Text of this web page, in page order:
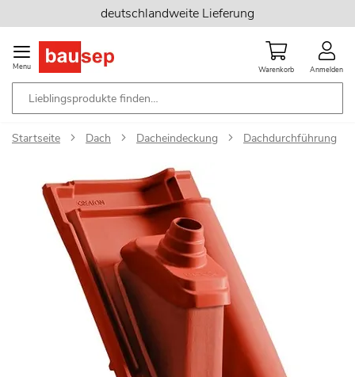
Inhalt
springen
deutschlandweite Lieferung
Menu Warenkorb Anmelden
Startseite Dach Dacheindeckung Dachdurchführung
Bildgalerie
springen